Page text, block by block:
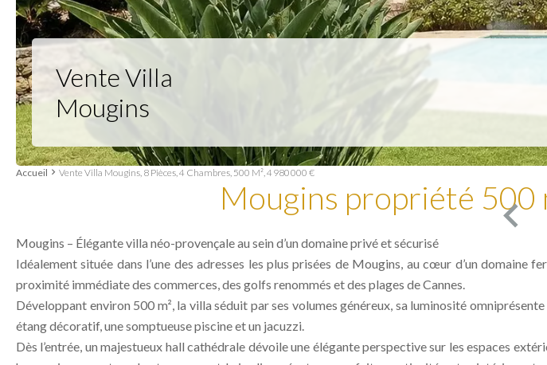
Vente Villa
Mougins
Accueil Vente Villa Mougins, 8 Pièces, 4 Chambres, 500 M², 4 980 000 €
Mougins propriété 500
Mougins – Élégante villa néo-provençale au sein d’un domaine privé et sécurisé
Idéalement située dans l’une des adresses les plus prisées de Mougins, au cœur d’un
proximité immédiate des commerces, des golfs renommés et des plages de Cannes.
Développant environ 500 m², la villa séduit par ses volumes généreux, sa luminosité
étang décoratif, une somptueuse piscine et un jacuzzi.
Dès l’entrée, un majestueux hall cathédrale dévoile une élégante perspective sur les espaces